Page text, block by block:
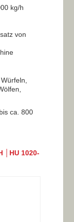
kg/h
von
ca. 800
│HU 1020-